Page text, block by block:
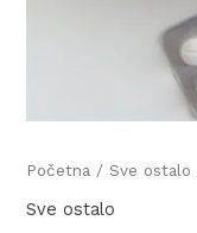
Početna /Sve ostalo
Sve ostalo